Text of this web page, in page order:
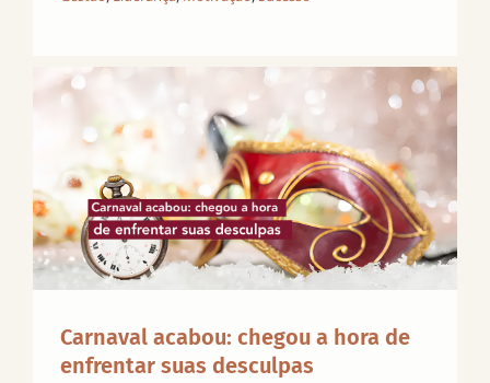
Carnaval acabou: chegou a hora de
enfrentar suas desculpas